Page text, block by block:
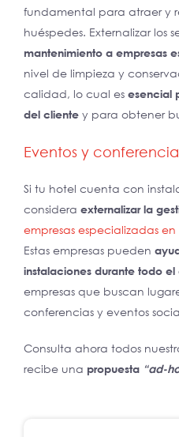
fundamental para atraer y
huéspedes. Externalizar los
mantenimiento a empresas
nivel de limpieza y
calidad, lo cual es esencial
del cliente y para obtener
Eventos y
Si tu hotel cuenta con
considera externalizar la
empresas especializadas
Estas empresas pueden
instalaciones durante todo el
empresas que buscan
conferencias y eventos
Consulta ahora todos
recibe una propuesta “ad-